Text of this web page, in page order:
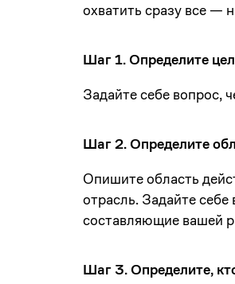
охватить сразу все —
Шаг 1. Определите
Задайте себе вопрос,
Шаг 2. Определите
Опишите область
отрасль. Задайте
составляющие вашей
Шаг 3. Определите,